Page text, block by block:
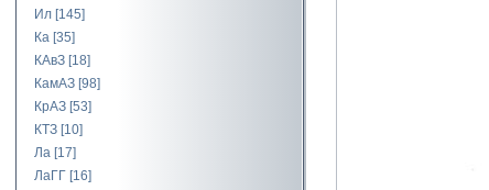
Ил [145]
Ка [35]
КАвЗ [18]
КамАЗ [98]
КрАЗ [53]
КТЗ [10]
Ла [17]
ЛаГГ [16]